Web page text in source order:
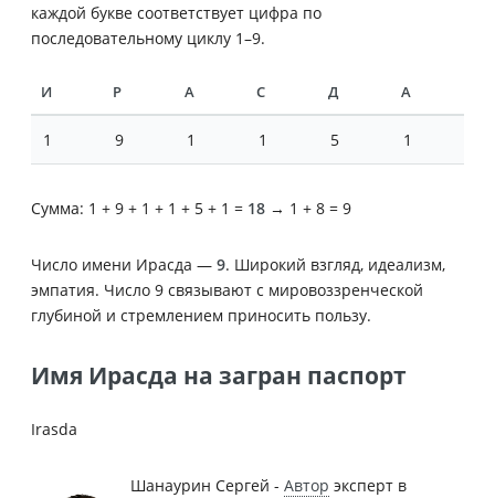
каждой букве соответствует цифра по
последовательному циклу 1–9.
И Р А С Д А
1 9 1 1 5 1
Сумма: 1 + 9 + 1 + 1 + 5 + 1 = 18 → 1 + 8 = 9
Число имени Ирасда — 9. Широкий взгляд, идеализм,
эмпатия. Число 9 связывают с мировоззренческой
глубиной и стремлением приносить пользу.
Имя Ирасда на загран паспорт
Irasda
Шанаурин Сергей - Автор эксперт в